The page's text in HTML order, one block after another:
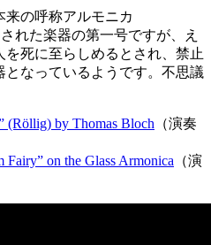
来の呼称アルモニカ
れた楽器の第一号ですが、え
を死に至らしめるとされ、禁止
なっているようです。不思議
(Röllig) by Thomas Bloch （演奏
Fairy” on the Glass Armonica （演